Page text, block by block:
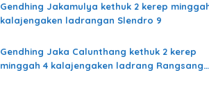
Gendhing Jakamulya kethuk 2 kerep
kalajengaken ladrangan Slendro 9
Gendhing Jaka Calunthang kethuk 2 kerep
minggah 4 kalajengaken ladrang Rangsang